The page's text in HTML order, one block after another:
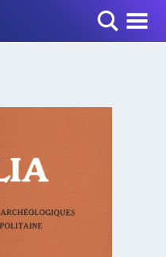
Toggle Menu